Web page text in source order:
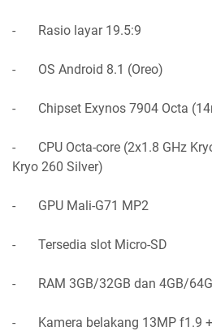
- Rasio layar 19.5:9
- OS Android 8.1 (Oreo)
- Chipset Exynos 7904 Octa
- CPU Octa-core (2x1.8 GHz
Kryo 260 Silver)
- GPU Mali-G71 MP2
- Tersedia slot Micro-SD
- RAM 3GB/32GB dan 4GB/
- Kamera belakang 13MP f1.9